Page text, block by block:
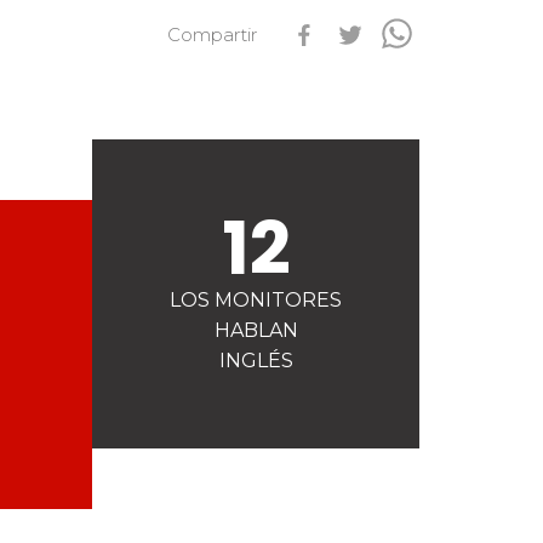
Qualification Stagiaires
Compartir
12
LOS MONITORES
HABLAN
INGLÉS